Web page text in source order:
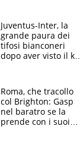
Marquez
Juventus-Inter, la
grande paura dei
tifosi bianconeri
dopo aver visto il ko
Roma, che tracollo
col Brighton: Gasp
nel baratro se la
prende con i suoi